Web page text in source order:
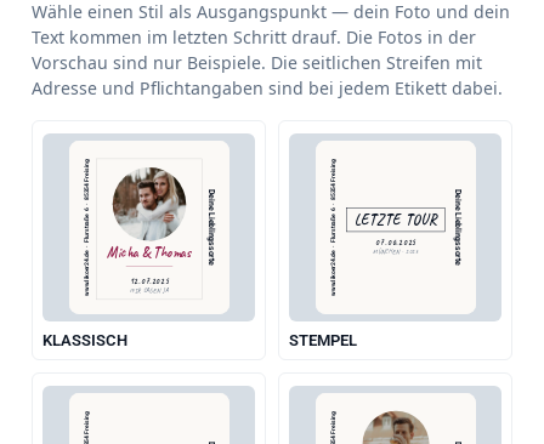
Wähle einen Stil als Ausgangspunkt — dein Foto und dein
Text kommen im letzten Schritt drauf. Die Fotos in der
Vorschau sind nur Beispiele. Die seitlichen Streifen mit
Adresse und Pflichtangaben sind bei jedem Etikett dabei.
www.likoer24.de  ·  Flurstraße 6  ·  85354 Freising Micha & Thomas
12.07.2025
WIR SAGEN JA
Deine Lieblingssorte
KLASSISCH
www.likoer24.de  ·  Flurstraße 6  ·  85354 Freising LETZTE TOUR
07.06.2025
MÜNCHEN · 2025 Deine Lieblingssorte
STEMPEL